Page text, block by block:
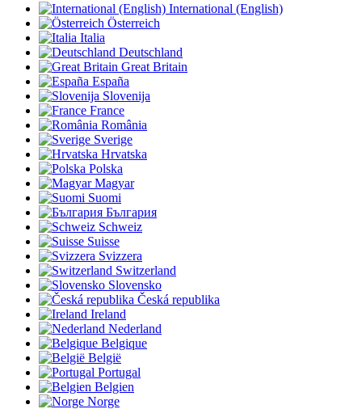
International (English)
Österreich
Italia
Deutschland
Great Britain
España
Slovenija
France
România
Sverige
Hrvatska
Polska
Magyar
Suomi
България
Schweiz
Suisse
Svizzera
Switzerland
Slovensko
Česká republika
Ireland
Nederland
Belgique
België
Portugal
Belgien
Norge